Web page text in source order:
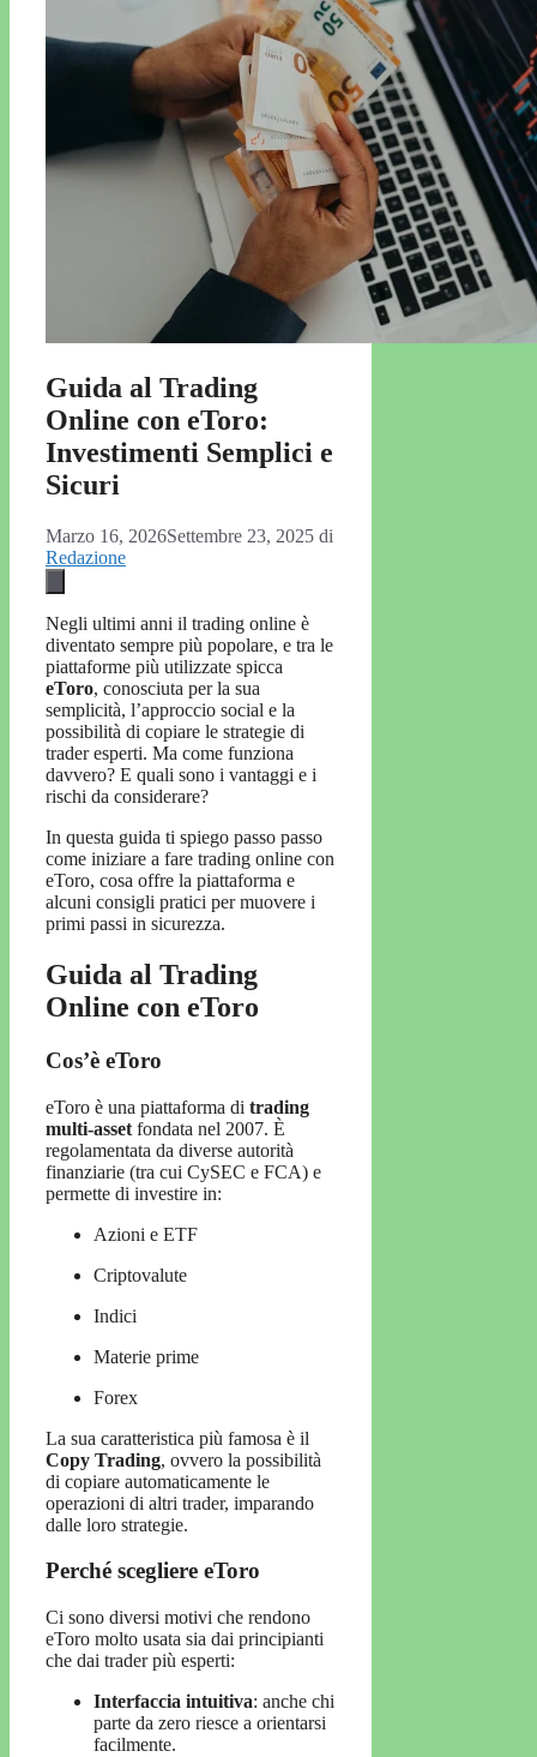
Guida al Trading
Online con eToro:
Investimenti Semplici e
Sicuri
Marzo 16, 2026Settembre 23, 2025 di
Redazione
Negli ultimi anni il trading online è
diventato sempre più popolare, e tra le
piattaforme più utilizzate spicca
eToro, conosciuta per la sua
semplicità, l’approccio social e la
possibilità di copiare le strategie di
trader esperti. Ma come funziona
davvero? E quali sono i vantaggi e i
rischi da considerare?
In questa guida ti spiego passo passo
come iniziare a fare trading online con
eToro, cosa offre la piattaforma e
alcuni consigli pratici per muovere i
primi passi in sicurezza.
Guida al Trading
Online con eToro
Cos’è eToro
eToro è una piattaforma di trading
multi-asset fondata nel 2007. È
regolamentata da diverse autorità
finanziarie (tra cui CySEC e FCA) e
permette di investire in:
Azioni e ETF
Criptovalute
Indici
Materie prime
Forex
La sua caratteristica più famosa è il
Copy Trading, ovvero la possibilità
di copiare automaticamente le
operazioni di altri trader, imparando
dalle loro strategie.
Perché scegliere eToro
Ci sono diversi motivi che rendono
eToro molto usata sia dai principianti
che dai trader più esperti:
Interfaccia intuitiva: anche chi
parte da zero riesce a orientarsi
facilmente.